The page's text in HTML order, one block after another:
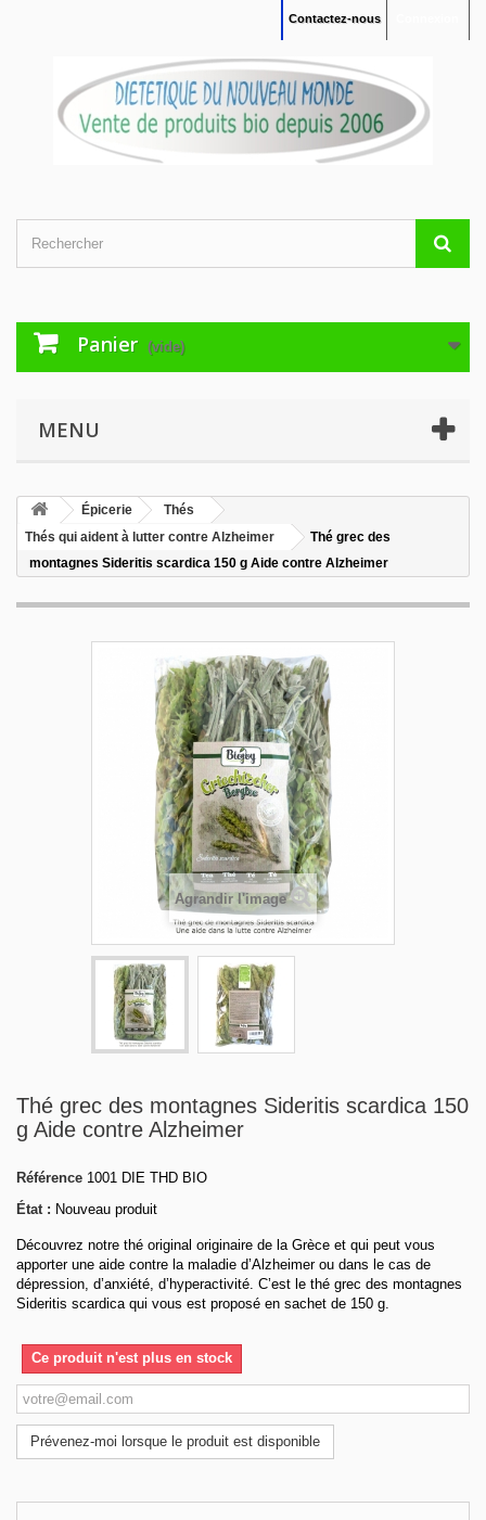
Contactez-nous
Panier (vide)
MENU
Épicerie
Thés
Thés qui aident à lutter contre Alzheimer
Thé grec des
montagnes Sideritis scardica 150 g Aide contre Alzheimer
Agrandir l'image
Thé grec des montagnes Sideritis scardica 150
g Aide contre Alzheimer
Référence 1001 DIE THD BIO
État : Nouveau produit
Découvrez notre thé original originaire de la Grèce et qui peut vous
apporter une aide contre la maladie d’Alzheimer ou dans le cas de
dépression, d’anxiété, d’hyperactivité. C’est le thé grec des montagnes
Sideritis scardica qui vous est proposé en sachet de 150 g.
Ce produit n'est plus en stock
Prévenez-moi lorsque le produit est disponible